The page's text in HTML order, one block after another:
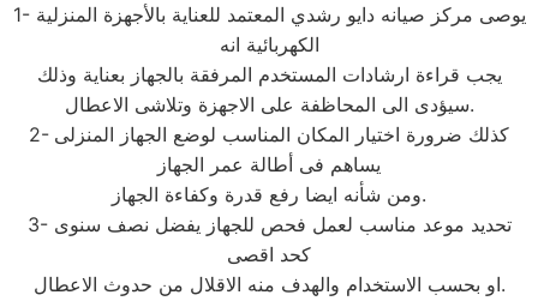
1- يوصى مركز صيانه دايو رشدي المعتمد للعناية بالأجهزة المنزلية
الكهربائية انه
يجب قراءة ارشادات المستخدم المرفقة بالجهاز بعناية وذلك
سيؤدى الى المحاظفة على الاجهزة وتلاشى الاعطال.
2- كذلك ضرورة اختيار المكان المناسب لوضع الجهاز المنزلى
يساهم فى أطالة عمر الجهاز
ومن شأنه ايضا رفع قدرة وكفاءة الجهاز.
3- تحديد موعد مناسب لعمل فحص للجهاز يفضل نصف سنوى
كحد اقصى
او بحسب الاستخدام والهدف منه الاقلال من حدوث الاعطال.